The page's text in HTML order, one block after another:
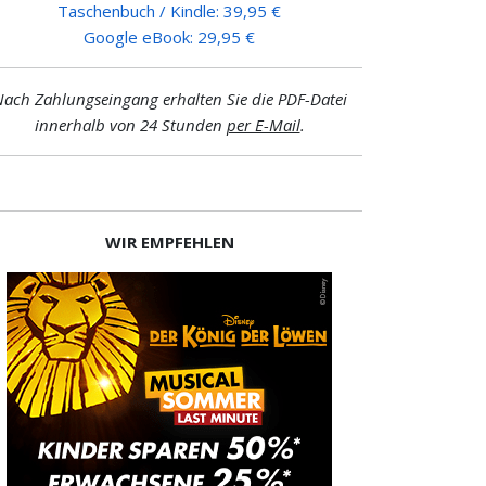
Taschenbuch / Kindle: 39,95 €
Google eBook: 29,95 €
Zahlungseingang erhalten Sie die PDF-Datei
innerhalb von 24 Stunden per E-Mail.
WIR EMPFEHLEN